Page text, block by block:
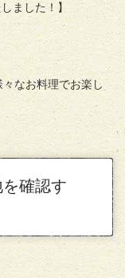
ました！】
なお料理でお楽し
確認す